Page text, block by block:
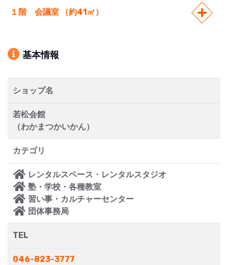
１階 会議室 （約41㎡）
基本情報
ショップ名
若松会館
（わかまつかいかん）
カテゴリ
レンタルスペース・レンタルスタジオ
塾・学校・各種教室
習い事・カルチャーセンター
団体事務局
TEL
046-823-3777